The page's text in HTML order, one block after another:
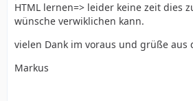
HTML lernen=> leider keine zeit dies
wünsche verwiklichen kann.
vielen Dank im voraus und grüße aus
Markus